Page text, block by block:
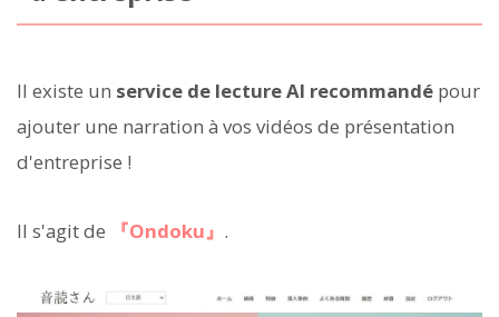
Il existe un service de lecture AI recommandé pour
ajouter une narration à vos vidéos de présentation
d'entreprise !
Il s'agit de 『Ondoku』 .